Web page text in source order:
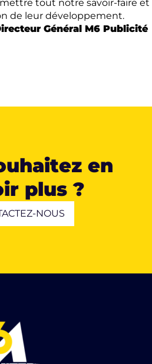
tout notre savoir-faire et
de leur développement.
Général M6 Publicité
en
plus ?
NOUS